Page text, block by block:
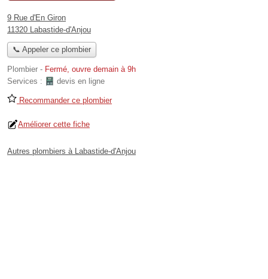
9 Rue d'En Giron
11320 Labastide-d'Anjou
📞 Appeler ce plombier
Plombier - Fermé, ouvre demain à 9h
Services :
devis en ligne
Recommander ce plombier
Améliorer cette fiche
Autres plombiers à Labastide-d'Anjou